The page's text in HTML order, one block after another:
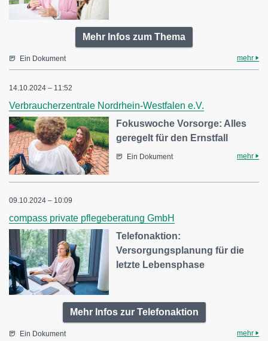
Mehr Infos zum Thema
Ein Dokument mehr
14.10.2024 – 11:52
Verbraucherzentrale Nordrhein-Westfalen e.V.
Fokuswoche Vorsorge: Alles
geregelt für den Ernstfall
Ein Dokument mehr
09.10.2024 – 10:09
compass private pflegeberatung GmbH
Telefonaktion:
Versorgungsplanung für die
letzte Lebensphase
Mehr Infos zur Telefonaktion
Ein Dokument mehr